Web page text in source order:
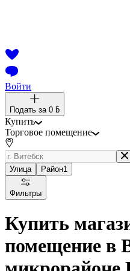
Войти
Подать за 0 ƃ
Купить
Торговое помещение
Улица Район1
Фильтры
Купить
помещение в